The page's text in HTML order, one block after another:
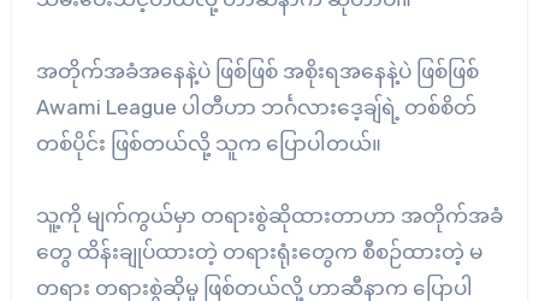
အတိုက်အခံအနေနဲ့ပဲ ဖြစ်ဖြစ် အစိုးရအနေနဲ့ပဲ ဖြစ်ဖြစ်
Awami League ပါတီဟာ ဘင်္ဂလားဒေ့ချ်ရဲ့ တစ်စိတ်
တစ်ပိုင်း ဖြစ်တယ်လို့ သူက ပြောပါတယ်။
သူ့ကို မျက်ကွယ်မှာ တရားစွဲဆိုထားတာဟာ အတိုက်အခံ
တွေ ထိန်းချုပ်ထားတဲ့ တရားရုံးတွေက စီစဉ်ထားတဲ့ မ
တရား တရားစွဲဆိုမှု ဖြစ်တယ်လို့ ဟာဆီနာက ပြောပါ